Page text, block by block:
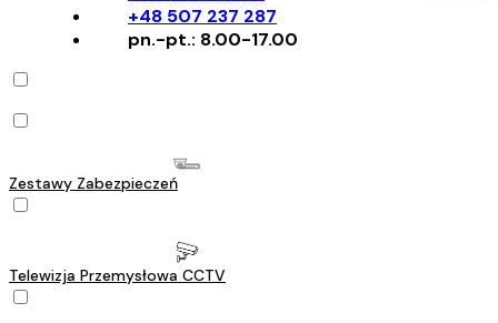
+48 507 237 287
pn.-pt.: 8.00-17.00
Zestawy Zabezpieczeń
Telewizja Przemysłowa CCTV